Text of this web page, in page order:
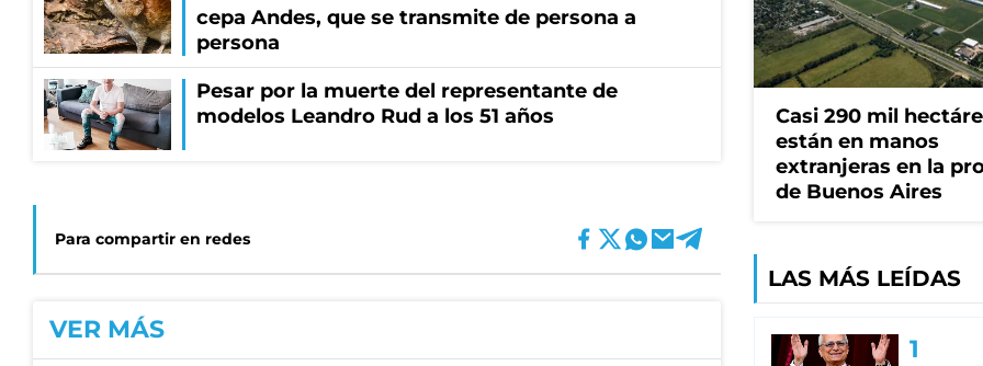
cepa Andes, que se transmite de persona a
persona
Pesar por la muerte del representante de
modelos Leandro Rud a los 51 años
Para compartir en redes
VER MÁS
Casi 290 mil
están en manos
extranjeras en la
de Buenos Aires
LAS MÁS LEÍDAS